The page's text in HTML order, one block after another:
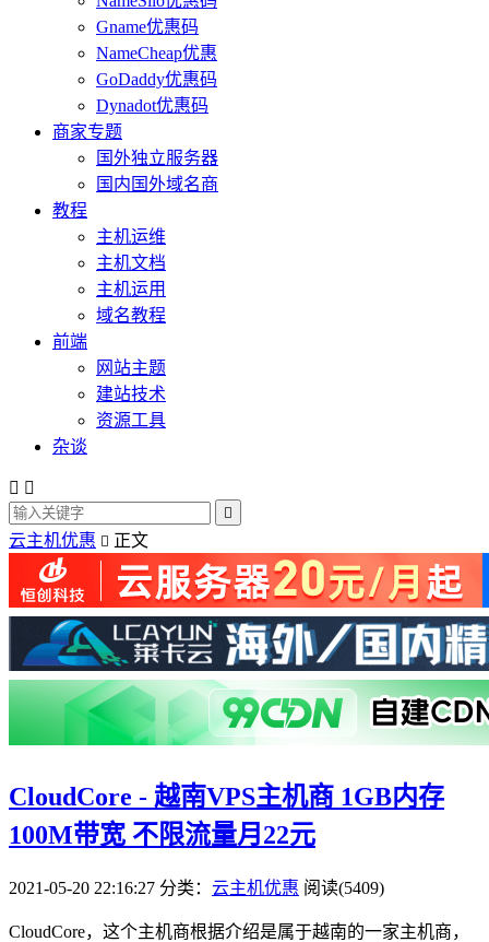
Gname优惠码
NameCheap优惠
GoDaddy优惠码
Dynadot优惠码
商家专题
国外独立服务器
国内国外域名商
教程
主机运维
主机文档
主机运用
域名教程
前端
网站主题
建站技术
资源工具
杂谈
 

云主机优惠  正文
CloudCore - 越南VPS主机商 1GB内存
100M带宽 不限流量月22元
2021-05-20 22:16:27 分类： 云主机优惠 阅读(5409)
CloudCore，这个主机商根据介绍是属于越南的一家主机商，